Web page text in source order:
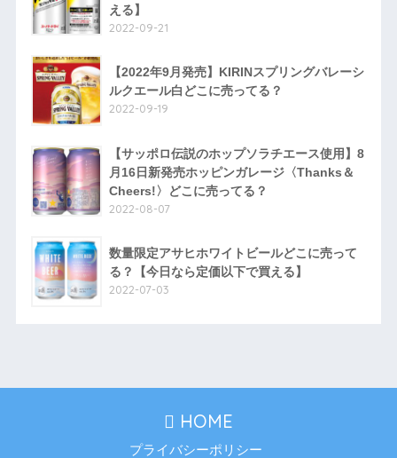
える】
2022-09-21
【2022年9月発売】KIRINスプリングバレーシ
ルクエール白どこに売ってる？
2022-09-19
【サッポロ伝説のホップソラチエース使用】8
月16日新発売ホッピンガレージ〈Thanks＆
Cheers!〉どこに売ってる？
2022-08-07
数量限定アサヒホワイトビールどこに売って
る？【今日なら定価以下で買える】
2022-07-03
HOME
プライバシーポリシー